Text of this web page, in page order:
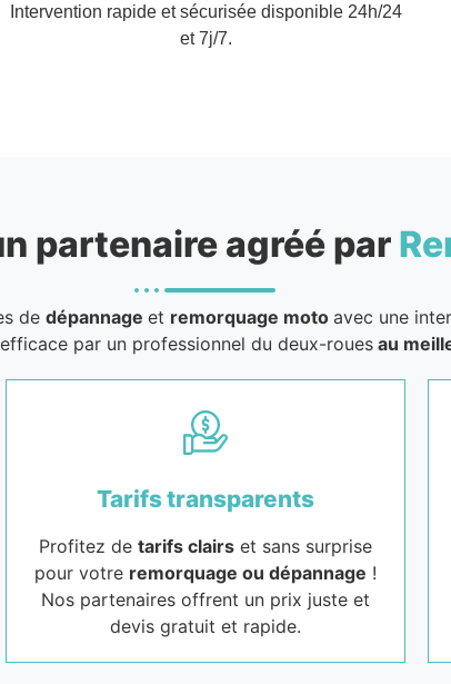
Intervention rapide et sécurisée disponible 24h/24
et 7j/7.
partenaire agréé par
de dépannage et remorquage moto avec une
efficace par un professionnel du deux-rouesau
Tarifs transparents
Profitez de tarifs clairs et sans surprise
pour votre remorquage ou dépannage !
Nos partenaires offrent un prix juste et
devis gratuit et rapide.